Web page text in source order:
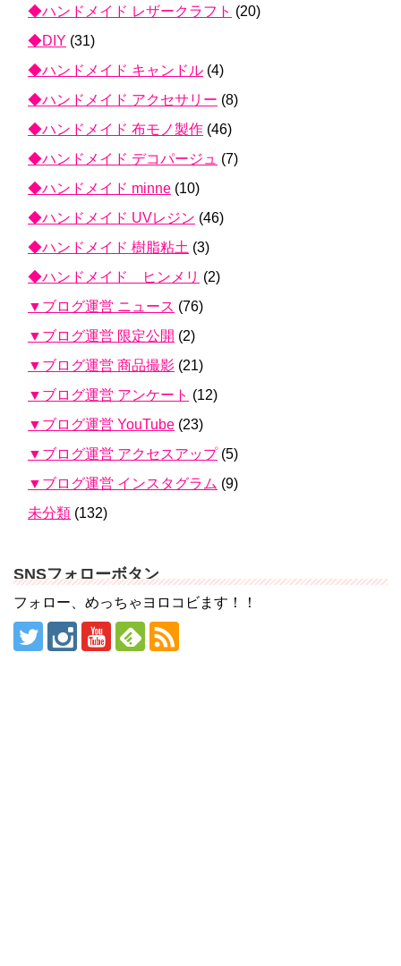
◆ハンドメイド レザークラフト (20)
◆DIY (31)
◆ハンドメイド キャンドル (4)
◆ハンドメイド アクセサリー (8)
◆ハンドメイド 布モノ製作 (46)
◆ハンドメイド デコパージュ (7)
◆ハンドメイド minne (10)
◆ハンドメイド UVレジン (46)
◆ハンドメイド 樹脂粘土 (3)
◆ハンドメイド ヒンメリ (2)
▼ブログ運営 ニュース (76)
▼ブログ運営 限定公開 (2)
▼ブログ運営 商品撮影 (21)
▼ブログ運営 アンケート (12)
▼ブログ運営 YouTube (23)
▼ブログ運営 アクセスアップ(5)
▼ブログ運営 インスタグラム (9)
未分類 (132)
SNSフォローボタン
フォロー、めっちゃヨロコビます！！